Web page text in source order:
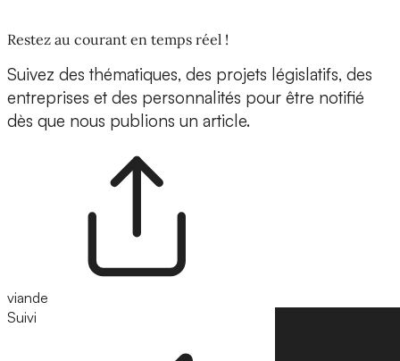
Restez au courant en temps réel !
Suivez des thématiques, des projets législatifs, des
entreprises et des personnalités pour être notifié
dès que nous publions un article.
viande
Suivi